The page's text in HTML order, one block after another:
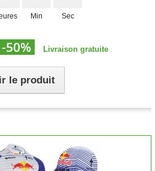
Min Sec
-50% Livraison gratuite
le produit